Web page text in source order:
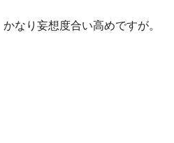
なり妄想度合い高めですが。